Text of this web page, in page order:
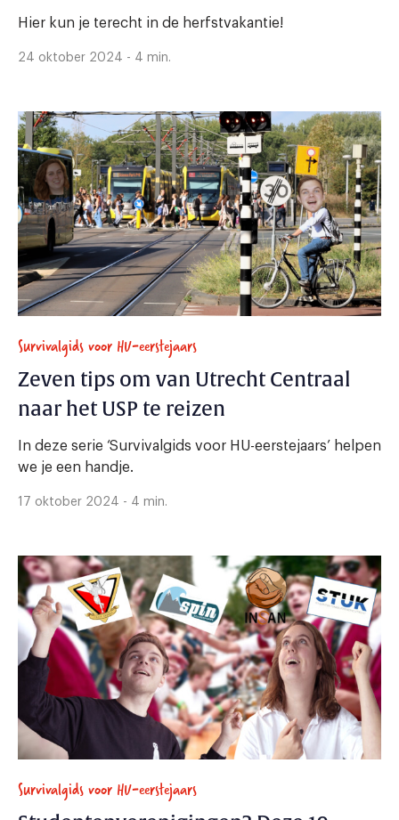
Hier kun je terecht in de herfstvakantie!
24 oktober 2024 - 4 min.
Survivalgids voor HU-eerstejaars
Zeven tips om van Utrecht Centraal
naar het USP te reizen
In deze serie ‘Survivalgids voor HU-eerstejaars’ helpen
we je een handje.
17 oktober 2024 - 4 min.
Survivalgids voor HU-eerstejaars